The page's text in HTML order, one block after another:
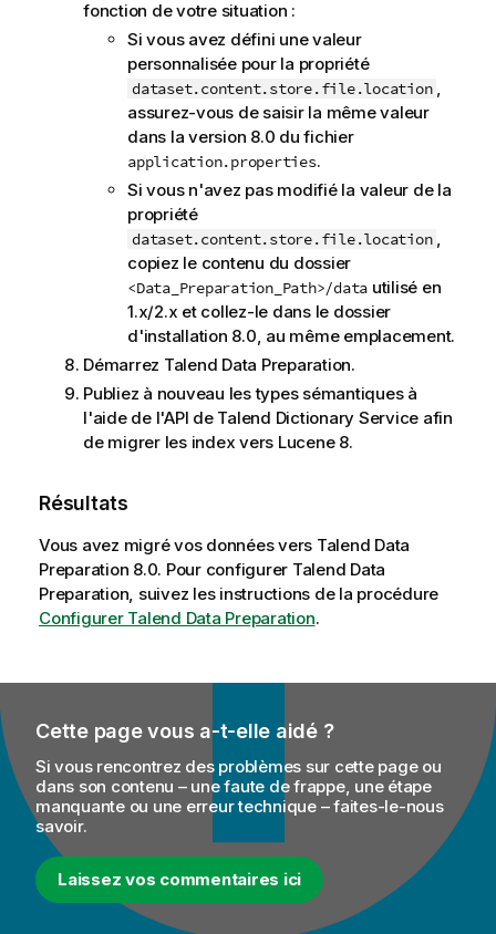
fonction de votre situation :
Si vous avez défini une valeur
personnalisée pour la propriété
dataset.content.store.file.location ,
assurez-vous de saisir la même valeur
dans la version 8.0 du fichier
application.properties.
Si vous n'avez pas modifié la valeur de la
propriété
dataset.content.store.file.location ,
copiez le contenu du dossier
<Data_Preparation_Path>/data utilisé en
1.x/2.x et collez-le dans le dossier
d'installation 8.0, au même emplacement.
Démarrez Talend Data Preparation.
Publiez à nouveau les types sémantiques à
l'aide de l'API de Talend Dictionary Service afin
de migrer les index vers Lucene 8.
Résultats
Vous avez migré vos données vers Talend Data
Preparation 8.0. Pour configurer Talend Data
Preparation, suivez les instructions de la procédure
Configurer Talend Data Preparation.
Cette page vous a-t-elle aidé ?
Si vous rencontrez des problèmes sur cette page ou
dans son contenu – une faute de frappe, une étape
manquante ou une erreur technique – faites-le-nous
savoir.
Laissez vos commentaires ici